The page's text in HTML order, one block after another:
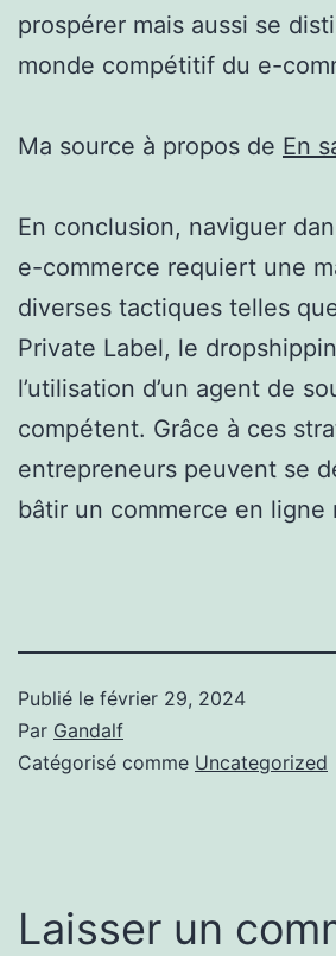
prospérer mais aussi se
monde compétitif du e-
Ma source à propos de En
En conclusion, naviguer
e-commerce requiert une
diverses tactiques telles
Private Label, le
l’utilisation d’un agent de
compétent. Grâce à ces
entrepreneurs peuvent se
bâtir un commerce en ligne
Publié le février 29, 2024
Par Gandalf
Catégorisé comme Uncategorized
Laisser un